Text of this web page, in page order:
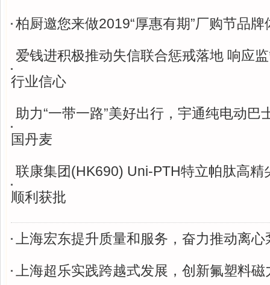
柏厨邀您来做2019“厚惠有期”厂购节品牌
爱钱进积极推动失信联合惩戒落地 响应
行业信心
助力“一带一路”美好出行，宇通纯电动巴
国丹麦
联康集团(HK690) Uni-PTH特立帕肽高精
顺利获批
上海宏东提升质量和服务，奋力推动离
上海超乐实践跨越式发展，创新氟塑料磁